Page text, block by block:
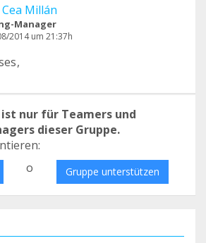
Millán
Manager
2014 um 21:37h
nur für Teamers und
dieser Gruppe.
o Gruppe unterstützen